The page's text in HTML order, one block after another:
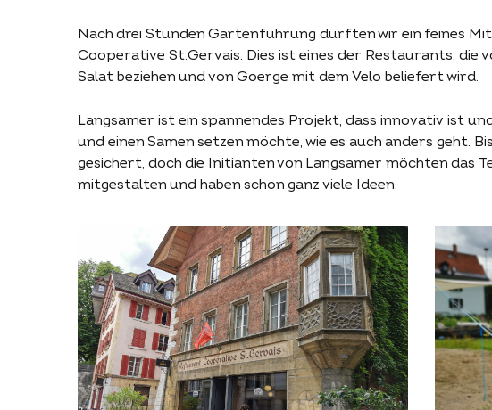
Nach drei Stunden Gartenführung durften wir ein feines
Cooperative St.Gervais. Dies ist eines der Restaurants, die
Salat beziehen und von Goerge mit dem Velo beliefert wird.
Langsamer ist ein spannendes Projekt, dass innovativ ist
und einen Samen setzen möchte, wie es auch anders geht.
gesichert, doch die Initianten von Langsamer möchten das
mitgestalten und haben schon ganz viele Ideen.